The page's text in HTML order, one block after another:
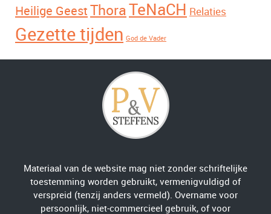
Heilige Geest ThoraTeNaCH Relaties
Gezette tijden God de Vader
Materiaal van de website mag niet zonder schriftelijke
toestemming worden gebruikt, vermenigvuldigd of
verspreid (tenzij anders vermeld). Overname voor
persoonlijk, niet-commercieel gebruik, of voor